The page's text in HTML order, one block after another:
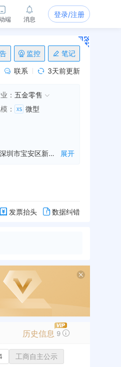
端 消息
登录/注册
监控 笔记
联系 3天前更新
： 五金零售
： 微型
深圳市铭鑫五金饰品有限公司是一家从事广告推广制作,会议展览服务,国内贸易等业务的公司，成立于2018年11月01日，公司坐落在广东省，详细地址为：深圳市宝安区新安街道建安社区兴华二路73号蟠龙轩1506;经国家企业信用信息公示系统查询得知，深圳市铭鑫五金饰品有限公司的信用代码/税号为91440300MA5FCK2U8D，法人是陈向辉，注册资本为50.000000万人民币，企业的经营范围为:五金饰品的研发设计、广告推广制作、会议展览服务、国内贸易，货物及技术进出口。^无 展开
发票抬头 数据纠错
历史信息 9
工商自主公示